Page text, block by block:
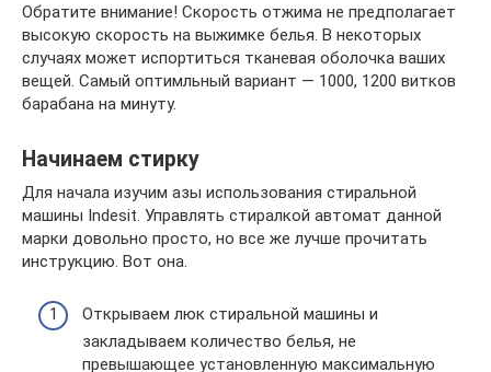
Обратите внимание! Скорость отжима не предполагает
высокую скорость на выжимке белья. В некоторых
случаях может испортиться тканевая оболочка ваших
вещей. Самый оптимльный вариант — 1000, 1200 витков
барабана на минуту.
Начинаем стирку
Для начала изучим азы использования стиральной
машины Indesit. Управлять стиралкой автомат данной
марки довольно просто, но все же лучше прочитать
инструкцию. Вот она.
Открываем люк стиральной машины и
закладываем количество белья, не
превышающее установленную максимальную